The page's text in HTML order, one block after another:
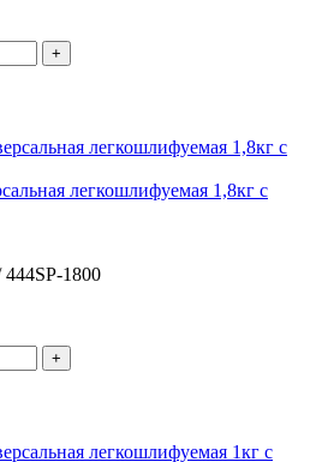
+
легкошлифуемая 1,8кг с
1800
+